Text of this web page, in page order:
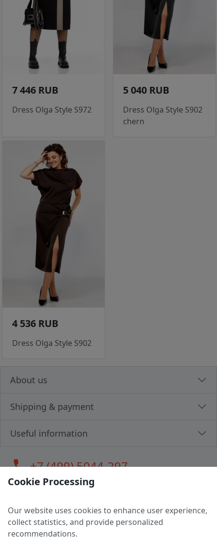
7 446 RUB
Dress Olga Style S972
5 040 RUB
Dress Olga Style S902
chern
4 536 RUB
Dress Olga Style S902
About us
Shipping & payment
Useful information
call+7 (499) 5044-297
LLC "MAGPOCHTBY", Tax #291665670
Address: 224005, Belarus, Brest, Budenny street, house 31
Cookie Processing
Our website uses cookies to enhance user experience,
collect statistics, and provide personalized
recommendations.